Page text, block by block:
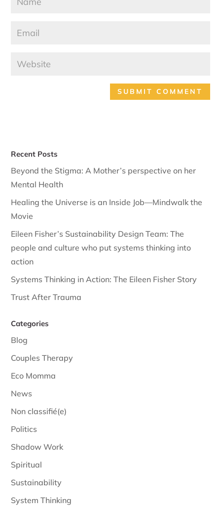
Recent Posts
Beyond the Stigma: A Mother’s perspective on her
Mental Health
Healing the Universe is an Inside Job—Mindwalk the
Movie
Eileen Fisher’s Sustainability Design Team: The
people and culture who put systems thinking into
action
Systems Thinking in Action: The Eileen Fisher Story
Trust After Trauma
Categories
Blog
Couples Therapy
Eco Momma
News
Non classifié(e)
Politics
Shadow Work
Spiritual
Sustainability
System Thinking